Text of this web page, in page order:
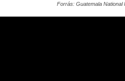
Forrás: Guatemala National